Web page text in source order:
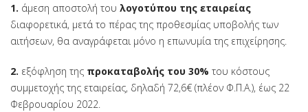
1. άμεση αποστολή του λογοτύπου της εταιρείας
διαφορετικά, μετά το πέρας της προθεσμίας υποβολής των
αιτήσεων, θα αναγράφεται μόνο η επωνυμία της επιχείρησης.
2. εξόφληση της προκαταβολής του 30% του κόστους
συμμετοχής της εταιρείας, δηλαδή 72,6€ (πλέον Φ.Π.Α.), έως 22
Φεβρουαρίου 2022.